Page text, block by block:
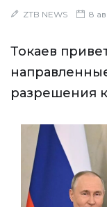
ZTB NEWS 8
Токаев
разрешения